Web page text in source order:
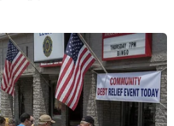
- Thúc đẩy tài chính
giải pháp thanh toán
toàn diện và góp
mục tiêu chuyển đổi số
số 2026 diễn ra xuyên
9 với nhiều hoạt động